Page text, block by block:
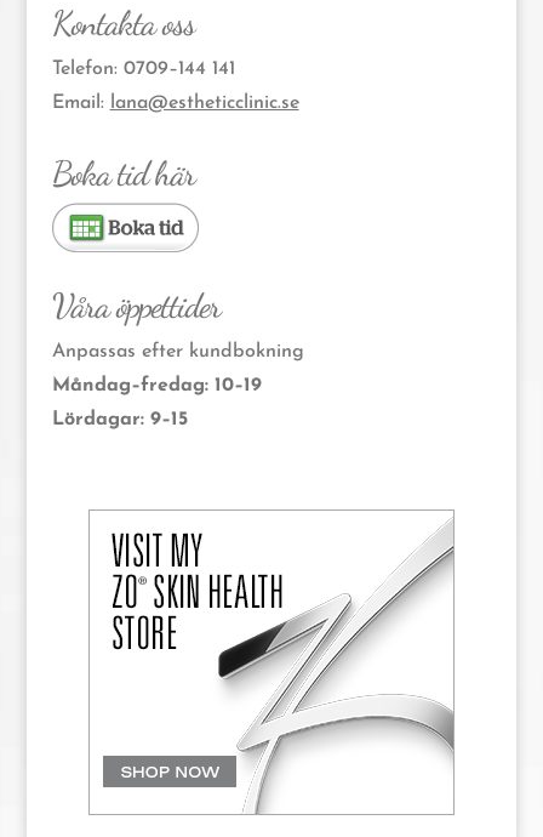
Kontakta oss
Telefon: 0709–144 141
Email: lana@estheticclinic.se
Boka tid här
Våra öppettider
Anpassas efter kundbokning
Måndag–fredag: 10–19
Lördagar: 9–15